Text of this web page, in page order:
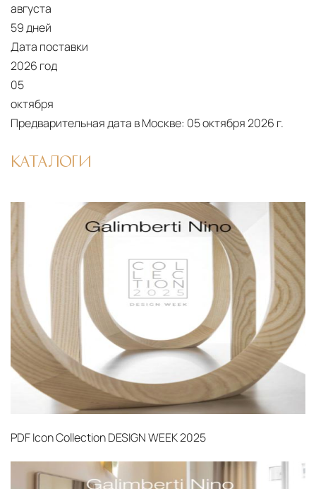
августа
59 дней
Дата поставки
2026 год
05
октября
Предварительная дата в Москве: 05 октября 2026 г.
КАТАЛОГИ
PDFIcon Collection DESIGN WEEK 2025